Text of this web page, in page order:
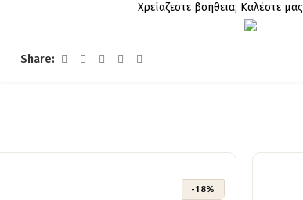
Χρείαζεστε βοήθεια; Καλέστε μας
Share:
-18%